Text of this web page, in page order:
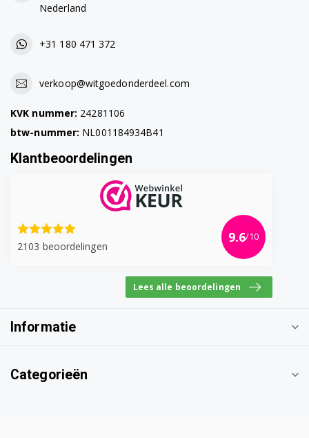
Nederland
+31 180 471 372
verkoop@witgoedonderdeel.com
KVK nummer: 24281106
btw-nummer: NL001184934B41
Klantbeoordelingen
2103 beoordelingen
9.6/10
Lees alle beoordelingen
Informatie
Categorieën